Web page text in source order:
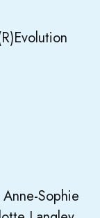
Sophie